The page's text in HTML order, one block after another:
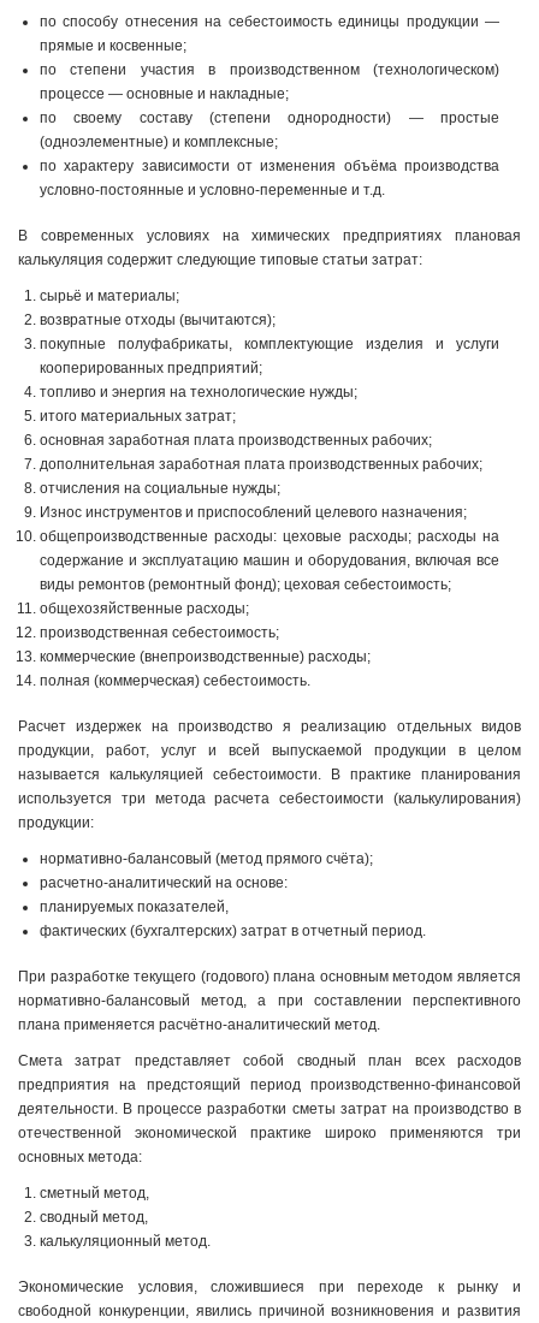
по способу отнесения на себестоимость единицы продукции —
прямые и косвенные;
по степени участия в производственном (технологическом)
процессе — основные и накладные;
по своему составу (степени однородности) — простые
(одноэлементные) и комплексные;
по характеру зависимости от изменения объёма производства
условно-постоянные и условно-переменные и т.д.
В современных условиях на химических предприятиях плановая
калькуляция содержит следующие типовые статьи затрат:
сырьё и материалы;
возвратные отходы (вычитаются);
покупные полуфабрикаты, комплектующие изделия и услуги
кооперированных предприятий;
топливо и энергия на технологические нужды;
итого материальных затрат;
основная заработная плата производственных рабочих;
дополнительная заработная плата производственных рабочих;
отчисления на социальные нужды;
Износ инструментов и приспособлений целевого назначения;
общепроизводственные расходы: цеховые расходы; расходы на
содержание и эксплуатацию машин и оборудования, включая все
виды ремонтов (ремонтный фонд); цеховая себестоимость;
общехозяйственные расходы;
производственная себестоимость;
коммерческие (внепроизводственные) расходы;
полная (коммерческая) себестоимость.
Расчет издержек на производство я реализацию отдельных видов
продукции, работ, услуг и всей выпускаемой продукции в целом
называется калькуляцией себестоимости. В практике планирования
используется три метода расчета себестоимости (калькулирования)
продукции:
нормативно-балансовый (метод прямого счёта);
расчетно-аналитический на основе:
планируемых показателей,
фактических (бухгалтерских) затрат в отчетный период.
При разработке текущего (годового) плана основным методом является
нормативно-балансовый метод, а при составлении перспективного
плана применяется расчётно-аналитический метод.
Смета затрат представляет собой сводный план всех расходов
предприятия на предстоящий период производственно-финансовой
деятельности. В процессе разработки сметы затрат на производство в
отечественной экономической практике широко применяются три
основных метода:
сметный метод,
сводный метод,
калькуляционный метод.
Экономические условия, сложившиеся при переходе к рынку и
свободной конкуренции, явились причиной возникновения и развития